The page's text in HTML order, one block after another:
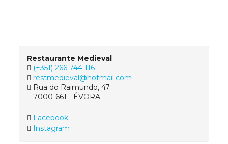
Restaurante Medieval
(+351) 266 744 116
restmedieval@hotmail.com
Rua do Raimundo, 47
7000-661 - ÉVORA
Facebook
Instagram